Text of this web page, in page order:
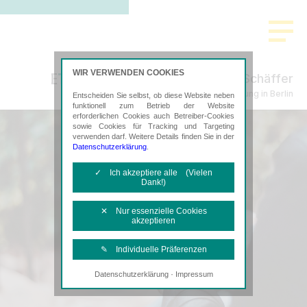
Bachtenkirch-Sujata Berke Schäffer
Steuerberatung in Berlin
WIR VERWENDEN COOKIES
Entscheiden Sie selbst, ob diese Website neben
funktionell zum Betrieb der Website
erforderlichen Cookies auch Betreiber-Cookies
sowie Cookies für Tracking und Targeting
verwenden darf. Weitere Details finden Sie in der
Datenschutzerklärung
✓ Ich akzeptiere alle (Vielen
Dank!)
✕ Nur essenzielle Cookies
akzeptieren
✎ Individuelle Präferenzen
Notwendige Cookies
Diese Cookies sind erforderlich, um die
Datenschutzerklärung· Impressum